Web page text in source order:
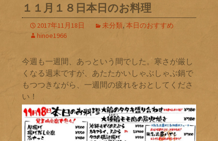
１１月１８日本日のお料理
2017年11月18日 未分類, 本日のおすすめ
hinoe1966
今週も一週間、あっという間でした。寒さが厳し
くなる週末ですが、あたたかいしゃぶしゃぶ鍋で
もつつきながら、一週間の疲れをおとしてくださ
い！